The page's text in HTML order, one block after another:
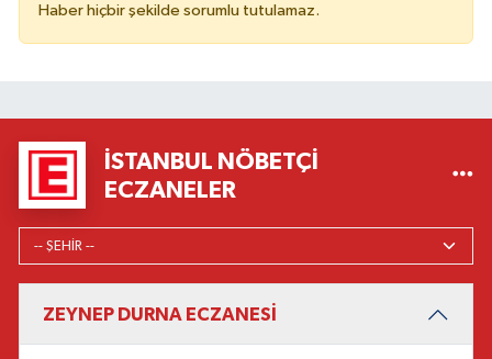
Haber hiçbir şekilde sorumlu tutulamaz.
İSTANBUL NÖBETÇI
ECZANELER
ZEYNEP DURNA ECZANESİ